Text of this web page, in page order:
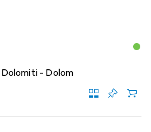
- Dolom